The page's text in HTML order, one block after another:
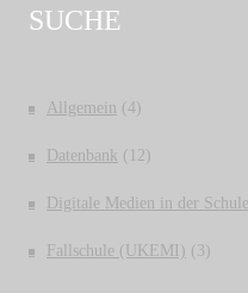
SUCHE
Allgemein (4)
Datenbank (12)
Digitale Medien in der Schule
Fallschule (UKEMI) (3)